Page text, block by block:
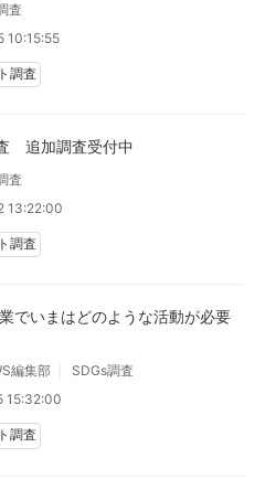
査
10:15:55
調査
追加調査受付中
査
13:22:00
調査
でいまはどのような活動が必要
編集部
SDGs調査
15:32:00
調査